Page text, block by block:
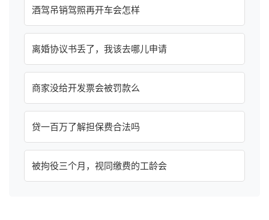
酒驾吊销驾照再开车会怎样
离婚协议书丢了，我该去哪儿申请
商家没给开发票会被罚款么
贷一百万了解担保费合法吗
被拘役三个月，视同缴费的工龄会